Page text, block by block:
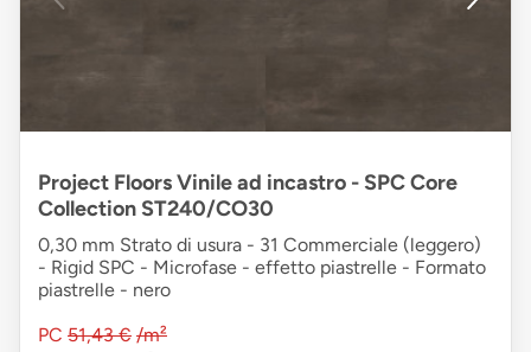
Project Floors Vinile ad incastro - SPC Core
Collection ST240/CO30
0,30 mm Strato di usura - 31 Commerciale (leggero)
- Rigid SPC - Microfase - effetto piastrelle - Formato
piastrelle - nero
PC 51,43 € /m²